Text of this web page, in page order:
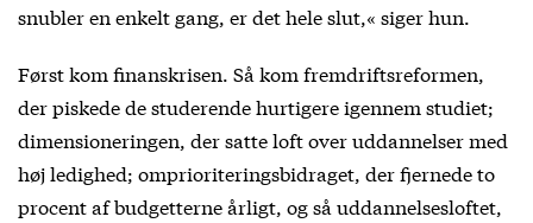
snubler en enkelt gang, er det hele slut,« siger hun.
Først kom finanskrisen. Så kom fremdriftsreformen,
der piskede de studerende hurtigere igennem studiet;
dimensioneringen, der satte loft over uddannelser med
høj ledighed; omprioriteringsbidraget, der fjernede to
procent af budgetterne årligt, og så uddannelsesloftet,